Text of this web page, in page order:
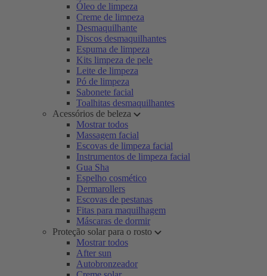
Óleo de limpeza
Creme de limpeza
Desmaquilhante
Discos desmaquilhantes
Espuma de limpeza
Kits limpeza de pele
Leite de limpeza
Pó de limpeza
Sabonete facial
Toalhitas desmaquilhantes
Acessórios de beleza
Mostrar todos
Massagem facial
Escovas de limpeza facial
Instrumentos de limpeza facial
Gua Sha
Espelho cosmético
Dermarollers
Escovas de pestanas
Fitas para maquilhagem
Máscaras de dormir
Proteção solar para o rosto
Mostrar todos
After sun
Autobronzeador